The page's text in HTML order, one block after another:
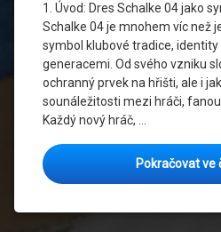
1. Úvod: Dres Schalke 04 jako
Schalke 04 je mnohem víc než
symbol klubové tradice,
generacemi. Od svého vzniku
ochranný prvek na hřišti, ale i
sounáležitosti mezi hráči,
Každý nový hráč, …
Pokračovat ve
Schalke
04 hráči
Schalke
04
klubová